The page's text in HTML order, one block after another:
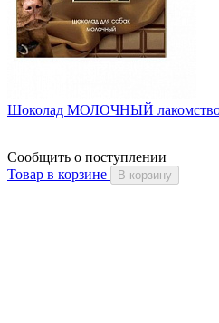
Шоколад МОЛОЧНЫЙ лакомство
Сообщить о поступлении
Товар в корзине
В корзину